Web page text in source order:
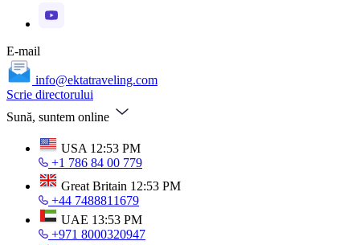
E-mail
info@ektatraveling.com
Scrie directorului
Sună, suntem online
USA 12:53 PM
+1 786 84 00 779
Great Britain 12:53 PM
+44 7488811679
UAE 13:53 PM
+971 8000320947